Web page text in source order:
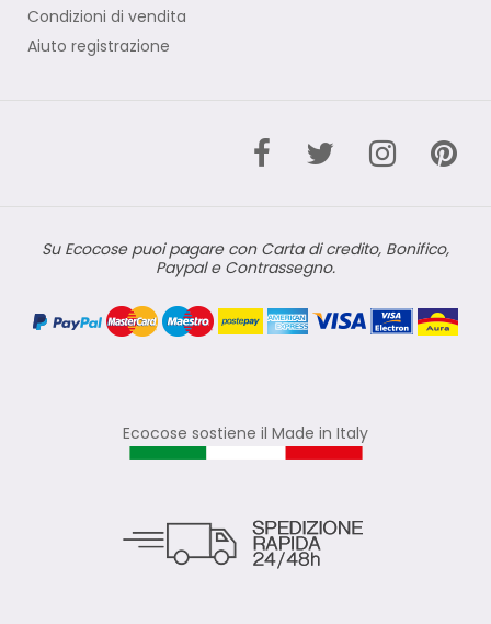
Condizioni di vendita
Aiuto registrazione
Su Ecocose puoi pagare con Carta di credito, Bonifico,
Paypal e Contrassegno.
Ecocose sostiene il Made in Italy